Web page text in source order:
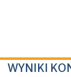
WYNIKI